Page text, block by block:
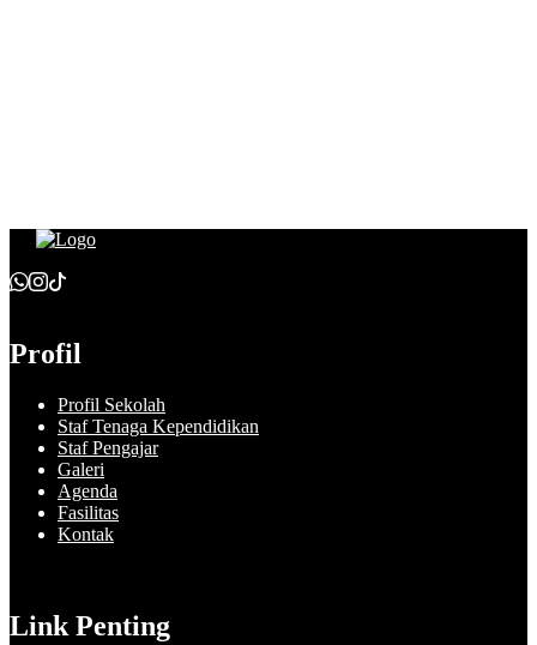
Profil
Profil Sekolah
Staf Tenaga Kependidikan
Staf Pengajar
Galeri
Agenda
Fasilitas
Kontak
Link Penting